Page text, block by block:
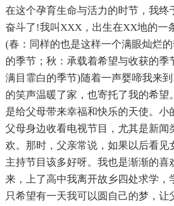
在这个孕育生命与活力的时节，我终
奋斗了!我叫XXX，出生在XX地的一
(春：同样的也是这样一个满眼灿烂
的季节；秋：承载着希望与收获的季
满目霏白的季节)随着一声婴啼我来
的笑声温暖了家，也寄托了我的希望
是给父母带来幸福和快乐的天使。小
父母身边收看电视节目，尤其是新闻
欢。那时，父亲常说，如果以后看见
主持节目该多好呀。我也是渐渐的喜
来，上了高中我离开故乡四处求学，
只希望有一天我可以圆自己的梦，让